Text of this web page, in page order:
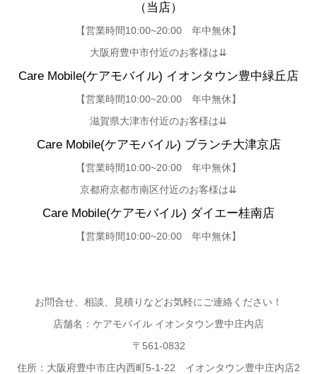
（当店）
【営業時間10:00~20:00 年中無休】
大阪府豊中市付近のお客様は⇊
Care Mobile(ケアモバイル) イオンタウン豊中緑丘店
【営業時間10:00~20:00 年中無休】
滋賀県大津市付近のお客様は⇊
Care Mobile(ケアモバイル) ブランチ大津京店
【営業時間10:00~20:00 年中無休】
京都府京都市南区付近のお客様は⇊
Care Mobile(ケアモバイル) ダイエー桂南店
【営業時間10:00~20:00 年中無休】
お問合せ、相談、見積りなどお気軽にご連絡ください！
店舗名：ケアモバイル イオンタウン豊中庄内店
〒561-0832
住所：大阪府豊中市庄内西町5-1-22 イオンタウン豊中庄内店2